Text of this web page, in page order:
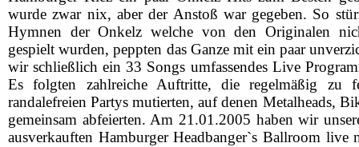
wurde zwar nix, aber der Anstoß war gegeben. So
Hymnen der Onkelz welche von den Originalen
gespielt wurden, peppten das Ganze mit ein paar
wir schließlich ein 33 Songs umfassendes Live
Es folgten zahlreiche Auftritte, die regelmäßig zu
randalefreien Partys mutierten, auf denen Metalheads,
gemeinsam abfeierten. Am 21.01.2005 haben wir
ausverkauften Hamburger Headbanger`s Ballroom live